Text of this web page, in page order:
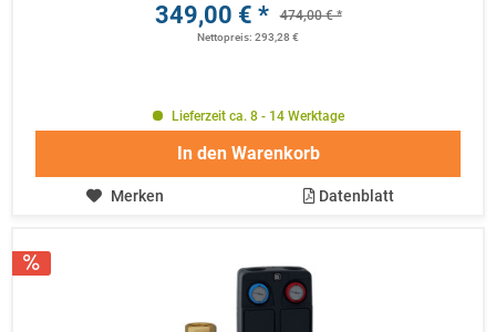
349,00 € * 474,00 € *
Nettopreis: 293,28 €
Lieferzeit ca. 8 - 14 Werktage
In den Warenkorb
Merken Datenblatt